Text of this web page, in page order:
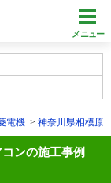
メニュー
電機 神奈川県相模原
ンの施工事例